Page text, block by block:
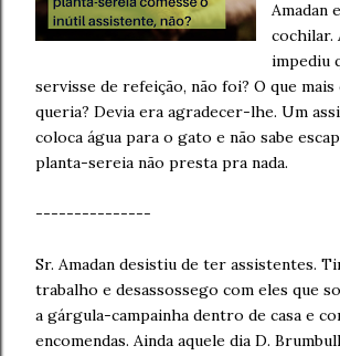
Amadan
cochilar.
impediu
servisse de refeição, não foi? O que
queria? Devia era agradecer-lhe. Um
coloca água para o gato e não sabe
planta-sereia não presta pra nada.
---------------
Sr. Amadan desistiu de ter assistentes.
trabalho e desassossego com eles que
a gárgula-campainha dentro de casa e
encomendas. Ainda aquele dia D.